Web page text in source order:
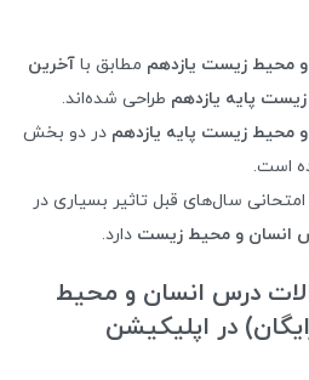
محیط زیست یازدهم مطابق با آخرین
پایه یازدهم طراحی شده‌اند.
محیط زیست پایه یازدهم در دو بخش
است.
سال‌های قبل تاثیر بسیاری در
انسان و محیط زیست دارد.
درس انسان و محیط
در اپلیکیشن